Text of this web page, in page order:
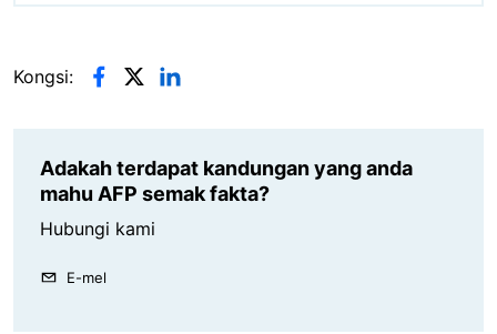
Kongsi:
Adakah terdapat kandungan yang anda
mahu AFP semak fakta?
Hubungi kami
E-mel